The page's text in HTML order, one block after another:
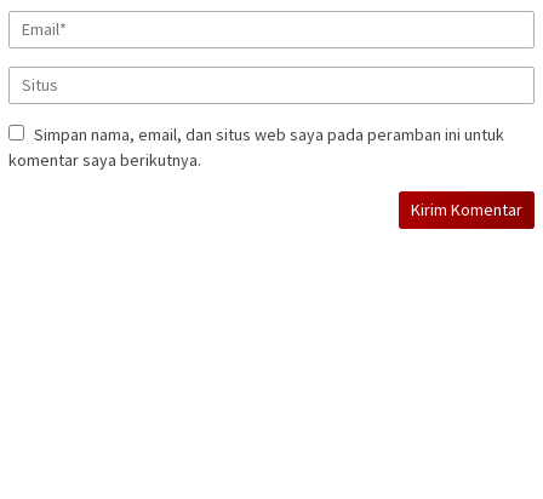
Simpan nama, email, dan situs web saya pada peramban ini untuk
komentar saya berikutnya.